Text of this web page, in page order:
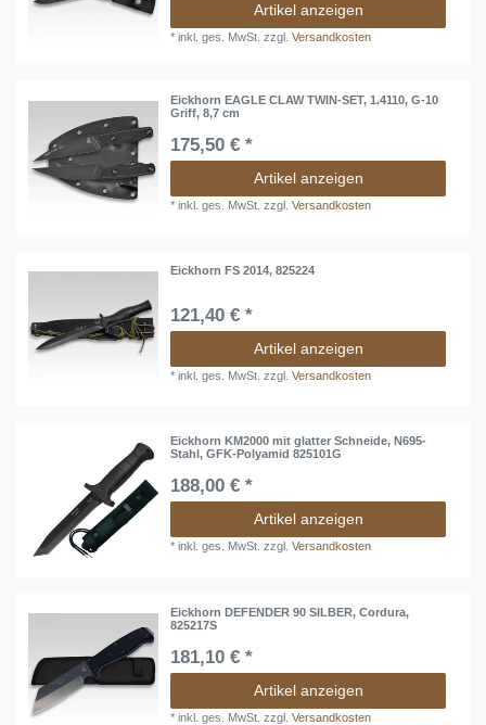
Artikel anzeigen
*inkl. ges. MwSt. zzgl.Versandkosten
Eickhorn EAGLE CLAW TWIN-SET, 1.4110, G-10
Griff, 8,7 cm
175,50 € *
Artikel anzeigen
*inkl. ges. MwSt. zzgl.Versandkosten
Eickhorn FS 2014, 825224
121,40 € *
Artikel anzeigen
*inkl. ges. MwSt. zzgl.Versandkosten
Eickhorn KM2000 mit glatter Schneide, N695-
Stahl, GFK-Polyamid 825101G
188,00 € *
Artikel anzeigen
*inkl. ges. MwSt. zzgl.Versandkosten
Eickhorn DEFENDER 90 SILBER, Cordura,
825217S
181,10 € *
Artikel anzeigen
*inkl. ges. MwSt. zzgl.Versandkosten